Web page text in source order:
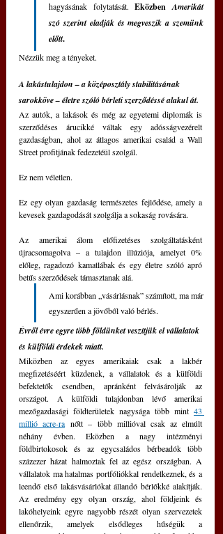
hagyásának folytatását. Eközben Amerikát
szó szerint eladják és megveszik a szemünk
előtt.
Nézzük meg a tényeket.
A lakástulajdon – a középosztály stabilitásának
sarokköve – életre szóló bérleti szerződéssé alakul át.
Az autók, a lakások és még az egyetemi diplomák is
szerződéses árucikké váltak egy adósságvezérelt
gazdaságban, ahol az átlagos amerikai család a Wall
Street profitjának fedezetéül szolgál.
Ez nem véletlen.
Ez egy olyan gazdaság természetes fejlődése, amely a
kevesek gazdagodását szolgálja a sokaság rovására.
Az amerikai álom előfizetéses szolgáltatásként
újracsomagolva – a tulajdon illúziója, amelyet 0%
előleg, ragadozó kamatlábak és egy életre szóló apró
betűs szerződések támasztanak alá.
Ami korábban „vásárlásnak” számított, ma már
egyszerűen a jövőből való bérlés.
Évről évre egyre több földünket veszítjük el vállalatok
és külföldi érdekek miatt.
Miközben az egyes amerikaiak csak a lakbér
megfizetéséért küzdenek, a vállalatok és a külföldi
befektetők csendben, apránként felvásárolják az
országot. A külföldi tulajdonban lévő amerikai
mezőgazdasági földterületek nagysága több mint 43
millió acre-ra nőtt – több millióval csak az elmúlt
néhány évben. Eközben a nagy intézményi
földbirtokosok és az egycsaládos bérbeadók több
százezer házat halmoztak fel az egész országban. A
vállalatok ma hatalmas portfóliókkal rendelkeznek, és a
leendő első lakásvásárlókat állandó bérlőkké alakítják.
Az eredmény egy olyan ország, ahol földjeink és
lakóhelyeink egyre nagyobb részét olyan szervezetek
ellenőrzik, amelyek elsődleges hűségük a